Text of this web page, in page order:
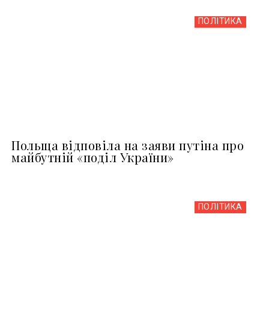
ПОЛІТИКА
Польща відповіла на заяви путіна про
майбутній «поділ України»
ПОЛІТИКА